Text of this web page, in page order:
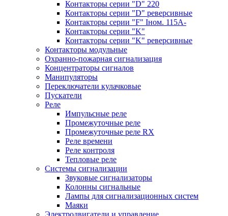
Контакторы серии "D" 220
Контакторы серии "D" реверсивные
Контакторы серии "F" Iном. 115А-
Контакторы серии "K"
Контакторы серии "K" реверсивные
Контакторы модульные
Охранно-пожарная сигнализация
Концентраторы сигналов
Манипуляторы
Переключатели кулачковые
Пускатели
Реле
Импульсные реле
Промежуточные реле
Промежуточные реле RX
Реле времени
Реле контроля
Тепловые реле
Системы сигнализации
Звуковые сигнализаторы
Колонны сигнальные
Лампы для сигнализационных систем
Маяки
Электродвигатели и управление